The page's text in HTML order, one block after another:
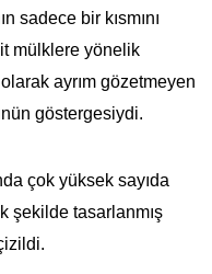
sadece bir kısmını
mülklere yönelik
olarak ayrım gözetmeyen
göstergesiydi.
çok yüksek sayıda
şekilde tasarlanmış